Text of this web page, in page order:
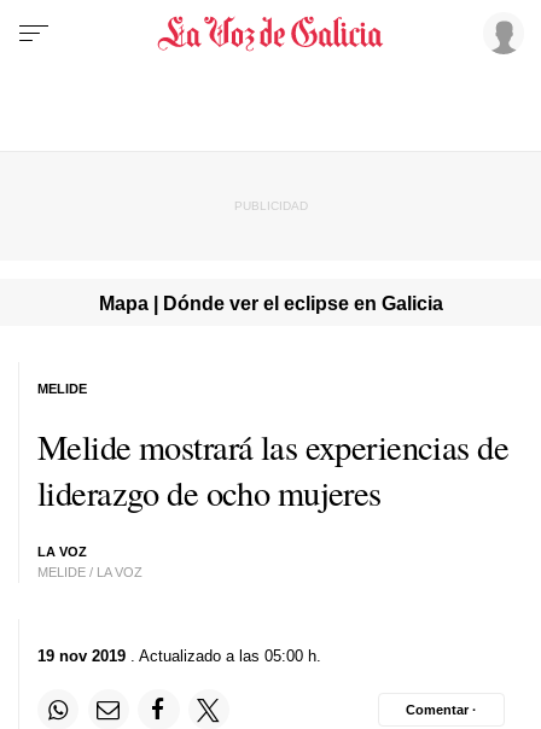
Mapa | Dónde ver el eclipse en Galicia
Melide mostrará las experiencias de
liderazgo de ocho mujeres
LA VOZ
MELIDE / LA VOZ
MELIDE
19 nov 2019 . Actualizado a las 05:00 h.
Comentar ·